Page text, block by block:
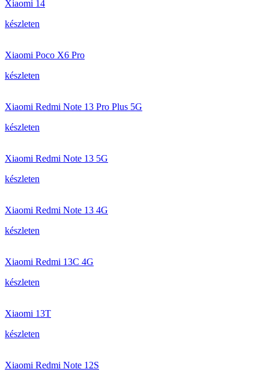
Xiaomi 14
készleten
Xiaomi Poco X6 Pro
készleten
Xiaomi Redmi Note 13 Pro Plus 5G
készleten
Xiaomi Redmi Note 13 5G
készleten
Xiaomi Redmi Note 13 4G
készleten
Xiaomi Redmi 13C 4G
készleten
Xiaomi 13T
készleten
Xiaomi Redmi Note 12S